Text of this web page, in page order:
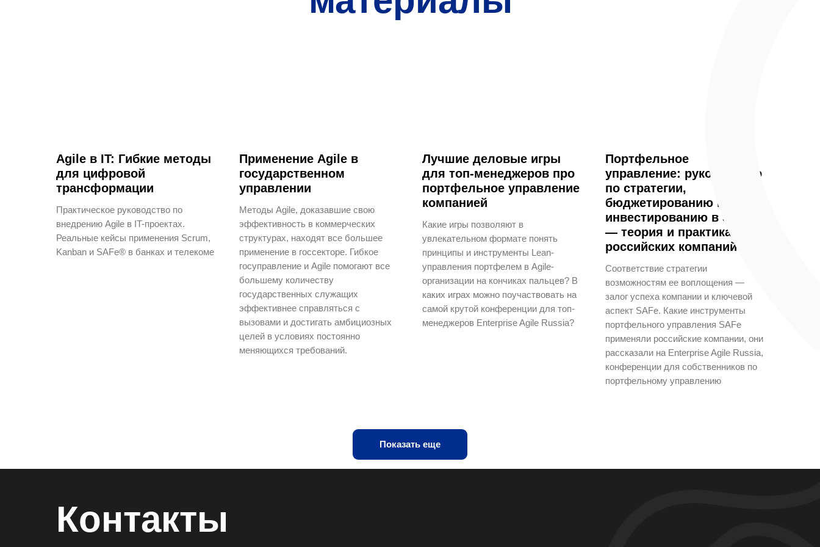
Agile в IT: Гибкие методы
для цифровой
трансформации
Практическое руководство по
внедрению Agile в IT-проектах.
Реальные кейсы применения Scrum,
Kanban и SAFe® в банках и телекоме
Применение Agile в
государственном
управлении
Методы Agile, доказавшие свою
эффективность в коммерческих
структурах, находят все большее
применение в госсекторе. Гибкое
госуправление и Agile помогают все
большему количеству
государственных служащих
эффективнее справляться с
вызовами и достигать амбициозных
целей в условиях постоянно
меняющихся требований.
Лучшие деловые игры
для топ-менеджеров про
портфельное управление
компанией
Какие игры позволяют в
увлекательном формате понять
принципы и инструменты Lean-
управления портфелем в Agile-
организации на кончиках пальцев? В
каких играх можно поучаствовать на
самой крутой конференции для топ-
менеджеров Enterprise Agile Russia?
Портфельное
управление: руководство
по стратегии,
бюджетированию и
инвестированию в SAFe®
— теория и практика
российских компаний
Соответствие стратегии
возможностям ее воплощения —
залог успеха компании и ключевой
аспект SAFe. Какие инструменты
портфельного управления SAFe
применяли российские компании, они
рассказали на Enterprise Agile Russia,
конференции для собственников по
портфельному управлению
Показать еще
Контакты